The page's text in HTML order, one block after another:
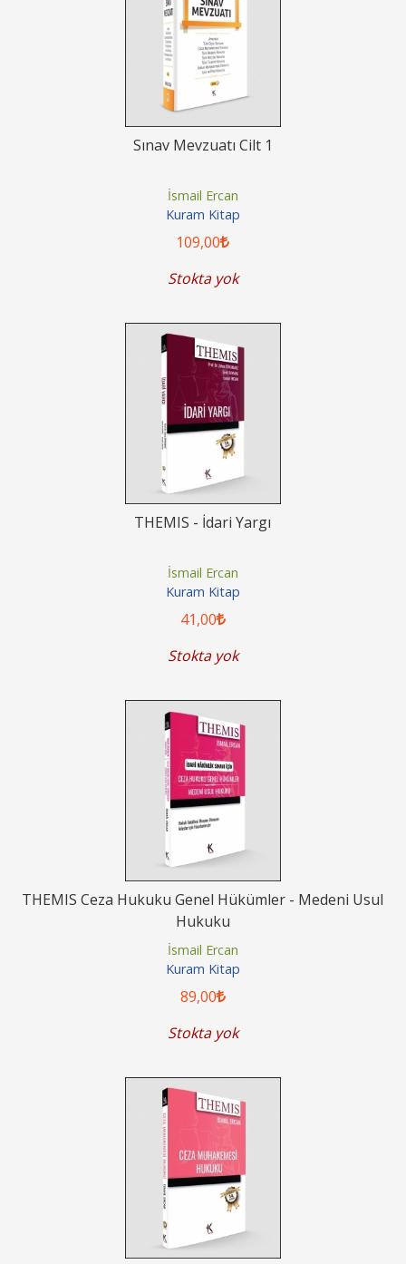
Sınav Mevzuatı Cilt 1
İsmail Ercan
Kuram Kitap
109,00
Stokta yok
THEMIS - İdari Yargı
İsmail Ercan
Kuram Kitap
41,00
Stokta yok
THEMIS Ceza Hukuku Genel Hükümler - Medeni Usul
Hukuku
İsmail Ercan
Kuram Kitap
89,00
Stokta yok